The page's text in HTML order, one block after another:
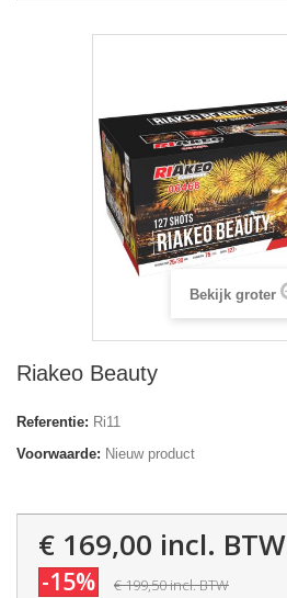
Bekijk groter
Riakeo Beauty
Referentie: Ri11
Voorwaarde: Nieuw product
€ 169,00 incl. BTW
-15% € 199,50incl. BTW